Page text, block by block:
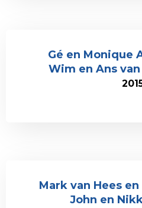
Gé en Monique
Wim en Ans
Mark van Hees
John en